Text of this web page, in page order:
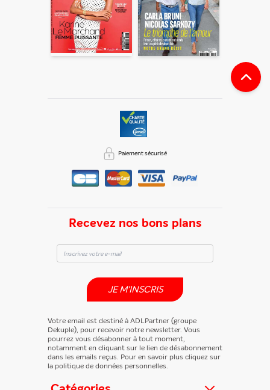
Recevez nos bons plans
JE M'INSCRIS
Votre email est destiné à ADLPartner (groupe
Dekuple), pour recevoir notre newsletter. Vous
pourrez vous désabonner à tout moment,
notamment en cliquant sur le lien de désabonnement
dans les emails reçus. Pour en savoir plus cliquez sur
la politique de données personnelles.
Paiement sécurisé